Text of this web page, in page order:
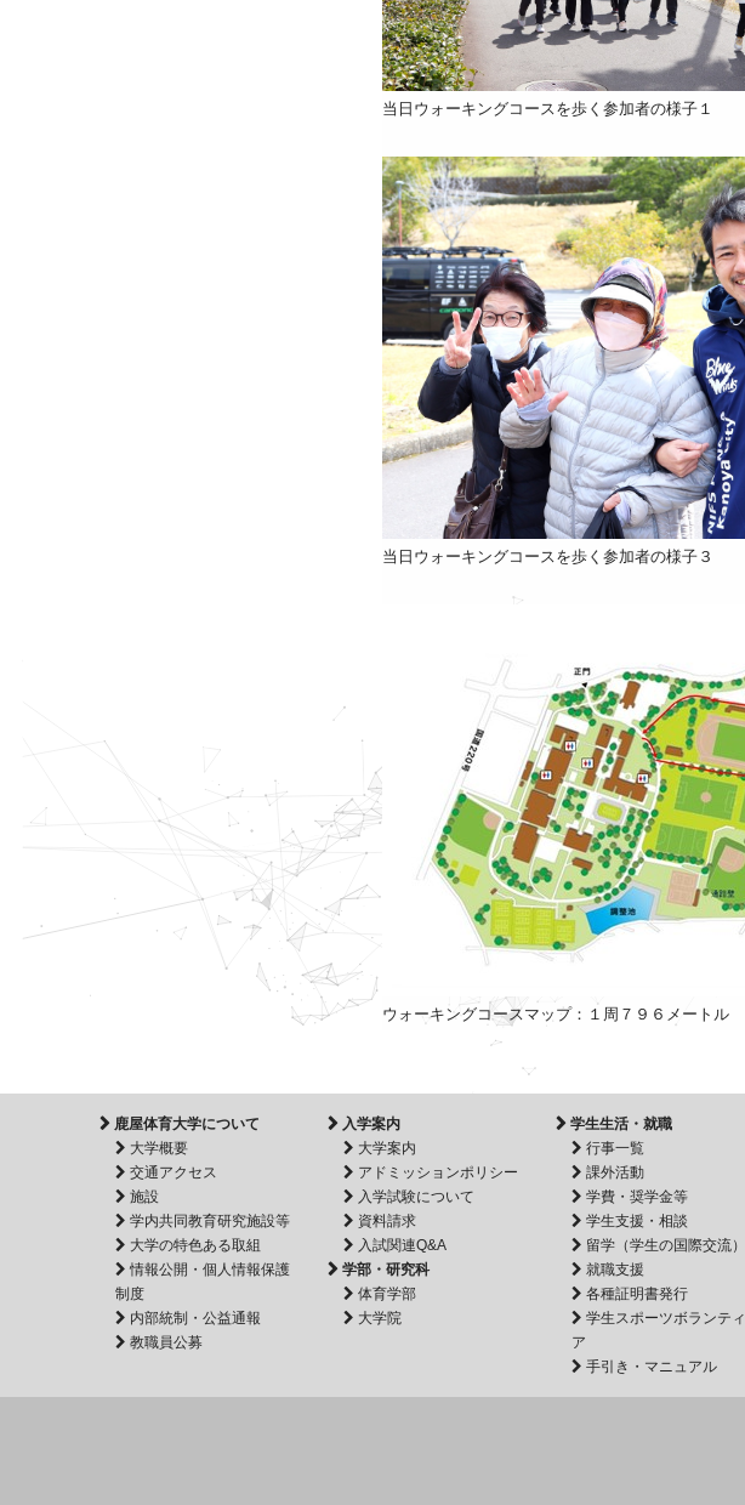
当日ウォーキングコースを歩く参加者の様子１
当日ウォーキングコースを歩く参加者の様子３
ウォーキングコースマップ：１周７９６メートル
鹿屋体育大学について
大学概要
交通アクセス
施設
学内共同教育研究施設等
大学の特色ある取組
情報公開・個人情報保護
制度
内部統制・公益通報
教職員公募
入学案内
大学案内
アドミッションポリシー
入学試験について
資料請求
入試関連Q&A
学部・研究科
体育学部
大学院
学生生活・就職
行事一覧
課外活動
学費・奨学金等
学生支援・相談
留学（学生の国際交流）
就職支援
各種証明書発行
学生スポーツボランティ
ア
手引き・マニュアル